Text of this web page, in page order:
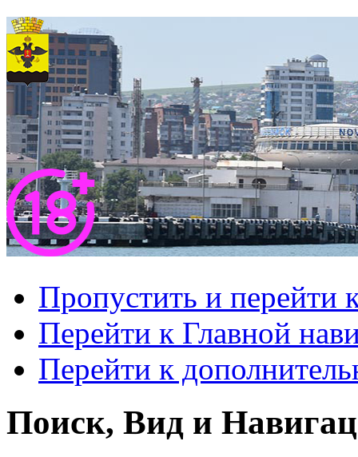
Пропустить и перейти
Перейти к Главной
Перейти к
Поиск, Вид и